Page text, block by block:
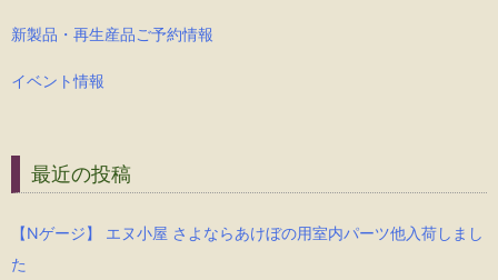
新製品・再生産品ご予約情報
イベント情報
最近の投稿
【Nゲージ】 エヌ小屋 さよならあけぼの用室内パーツ他入荷しまし
た